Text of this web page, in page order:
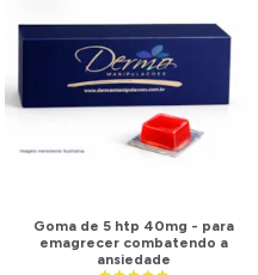
Goma de 5 htp 40mg - para
emagrecer combatendo a
ansiedade